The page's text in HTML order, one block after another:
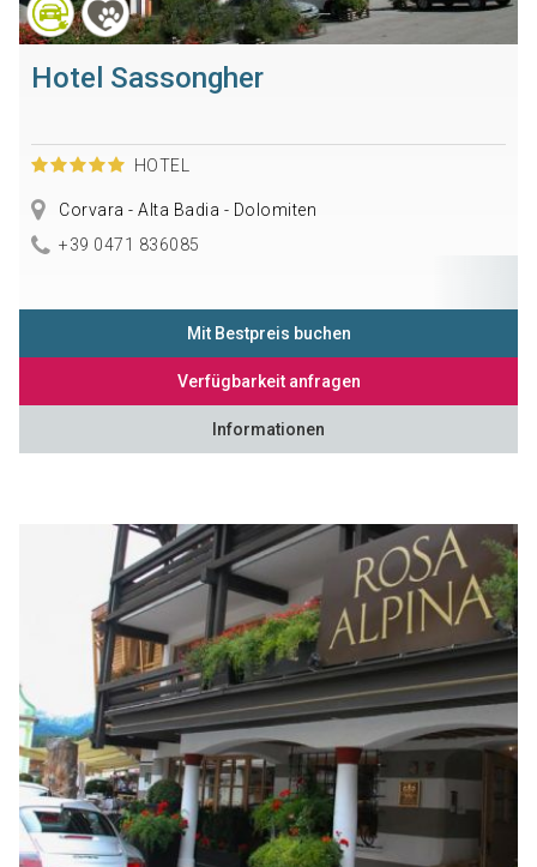
Hotel Sassongher
HOTEL
Corvara - Alta Badia - Dolomiten
+39 0471 836085
Mit Bestpreis buchen
Verfügbarkeit anfragen
Informationen